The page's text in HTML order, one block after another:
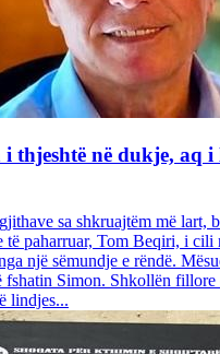
thjeshtë në dukje, aq i
sa shkruajtëm më lart,
të paharruar, Tom Beqiri, i cili
një sëmundje e rëndë.
Simon. Shkollën fillore
lindjes...